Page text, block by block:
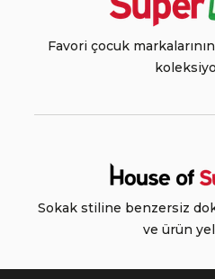
Favori çocuk
Sokak stiline benzersiz
ve ürün